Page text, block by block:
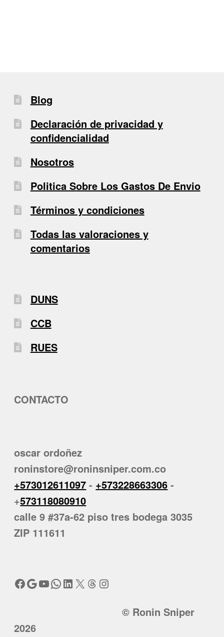
Blog
Declaración de privacidad y
confidencialidad
Nosotros
Politica Sobre Los Gastos De Envio
Términos y condiciones
Todas las valoraciones y
comentarios
DUNS
CCB
RUES
CONTACTO
oscar ordoñez
roninstore@roninsniper.com.co
+573012611097 - +573228663306 -
+573118080910
calle 9 #37a-62 piso tres bodega 3035
ZIP 111611
Facebook
Google
YouTube
WhatsApp
LinkedIn
X Threads
Instagram
© Ronin Sniper
2026